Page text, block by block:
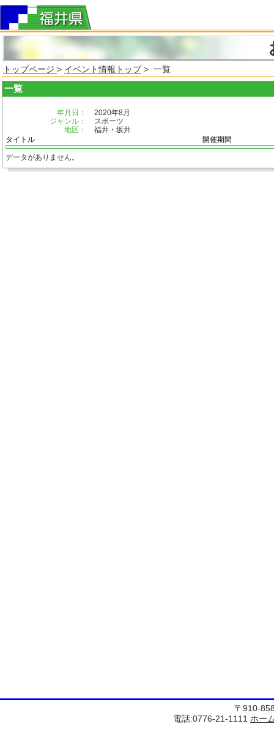
トップページ > イベント情報トップ> 一覧
一覧
年月日：
2020年8月
ジャンル：
スポーツ
地区：
福井・坂井
タイトル
開催期間
データがありません。
〒910-
電話:0776-21-1111 ホー